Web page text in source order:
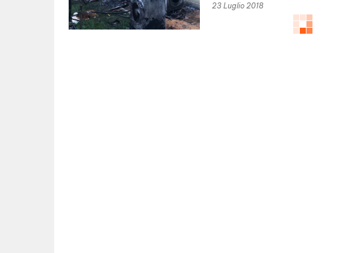
23 Luglio 2018